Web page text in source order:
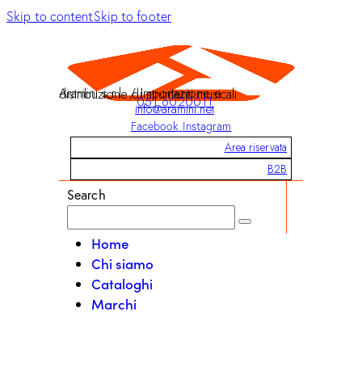
Skip to contentSkip to footer
Aramini s.r.l. / Importazione e distribuzione di strumenti musicali
051 6020011
info@aramini.net
Facebook Instagram
Area riservata
B2B
Search
Home
Chi siamo
Cataloghi
Marchi